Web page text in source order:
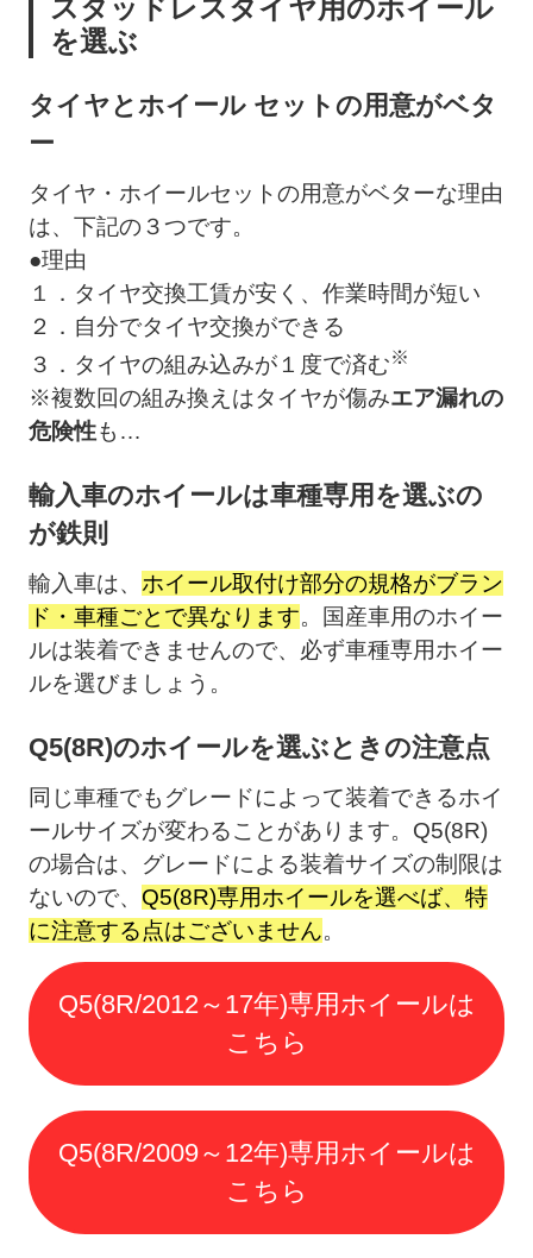
スタッドレスタイヤ用のホイール
を選ぶ
タイヤとホイール セットの用意がベタ
ー
タイヤ・ホイールセットの用意がベターな理由
は、下記の３つです。
●理由
１．タイヤ交換工賃が安く、作業時間が短い
２．自分でタイヤ交換ができる
３．タイヤの組み込みが１度で済む※
※複数回の組み換えはタイヤが傷みエア漏れの
危険性も…
輸入車のホイールは車種専用を選ぶの
が鉄則
輸入車は、 ホイール取付け部分の規格がブラン
ド・車種ごとで異なります。国産車用のホイー
ルは装着できませんので、必ず車種専用ホイー
ルを選びましょう。
Q5(8R)のホイールを選ぶときの注意点
同じ車種でもグレードによって装着できるホイ
ールサイズが変わることがあります。Q5(8R)
の場合は、グレードによる装着サイズの制限は
ないので、 Q5(8R)専用ホイールを選べば、特
に注意する点はございません。
Q5(8R/2012～17年)専用ホイールは
こちら
Q5(8R/2009～12年)専用ホイールは
こちら